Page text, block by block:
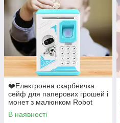
❤️Електронна скарбничка
сейф для паперових грошей і
монет з малюнком Robot
Bodyguard з відбитком
пальця Блакитний
В наявності